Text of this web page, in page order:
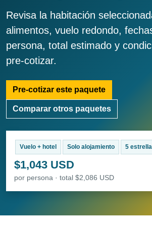
Revisa la habitación
alimentos, vuelo redondo,
persona, total estimado y
pre-cotizar.
Pre-cotizar este paquete
Comparar otros paquetes
Vuelo + hotel Solo alojamiento 5
$1,043 USD
por persona · total $2,086 USD